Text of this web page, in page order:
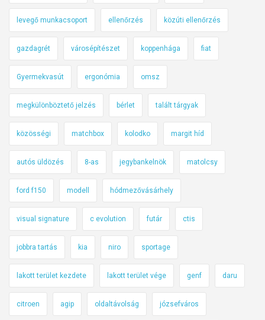
levegő munkacsoport ellenőrzés közúti ellenőrzés
gazdagrét városépítészet koppenhága fiat
Gyermekvasút ergonómia omsz
megkülönböztető jelzés bérlet talált tárgyak
közösségi matchbox kolodko margit híd
autós üldözés 8-as jegybankelnök matolcsy
ford f150 modell hódmezővásárhely
visual signature c evolution futár ctis
jobbra tartás kia niro sportage
lakott terület kezdete lakott terület vége genf daru
citroen agip oldaltávolság józsefváros